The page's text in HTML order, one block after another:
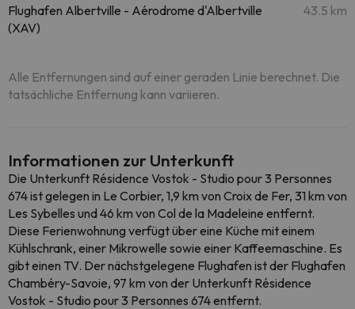
Flughafen Albertville - Aérodrome d'Albertville
(XAV)
43.5 km
Alle Entfernungen sind auf einer geraden Linie berechnet. Die
tatsächliche Entfernung kann variieren.
Informationen zur Unterkunft
Die Unterkunft Résidence Vostok - Studio pour 3 Personnes
674 ist gelegen in Le Corbier, 1,9 km von Croix de Fer, 31 km von
Les Sybelles und 46 km von Col de la Madeleine entfernt.
Diese Ferienwohnung verfügt über eine Küche mit einem
Kühlschrank, einer Mikrowelle sowie einer Kaffeemaschine. Es
gibt einen TV. Der nächstgelegene Flughafen ist der Flughafen
Chambéry-Savoie, 97 km von der Unterkunft Résidence
Vostok - Studio pour 3 Personnes 674 entfernt.